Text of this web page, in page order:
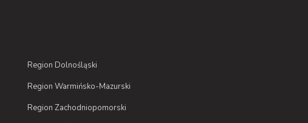
Region Dolnośląski
Region Warmińsko-Mazurski
Region Zachodniopomorski